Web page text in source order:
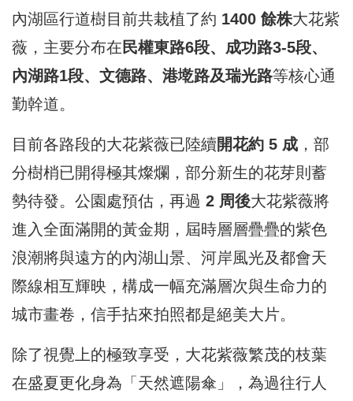
內湖區行道樹目前共栽植了約 1400 餘株大花紫
薇，主要分布在 民權東路6段、成功路3-5段、
內湖路1段、文德路、港墘路及瑞光路等核心通
勤幹道。
目前各路段的大花紫薇已陸續開花約 5 成 ，部
分樹梢已開得極其燦爛，部分新生的花芽則蓄
勢待發。公園處預估，再過 2 周後大花紫薇將
進入全面滿開的黃金期，屆時層層疊疊的紫色
浪潮將與遠方的內湖山景、河岸風光及都會天
際線相互輝映，構成一幅充滿層次與生命力的
城市畫卷，信手拈來拍照都是絕美大片。
除了視覺上的極致享受，大花紫薇繁茂的枝葉
在盛夏更化身為「天然遮陽傘」，為過往行人